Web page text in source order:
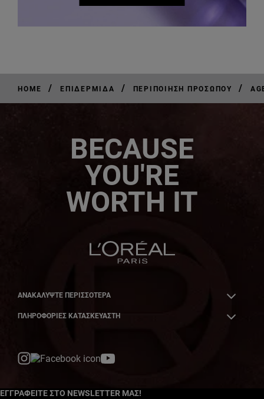
HOME / ΕΠΙΔΕΡΜΊΔΑ / ΠΕΡΙΠΟΊΗΣΗ ΠΡΟΣΏΠΟΥ /
BECAUSE
YOU'RE
WORTH IT
ΑΝΑΚΑΛΎΨΤΕ ΠΕΡΙΣΣΌΤΕΡΑ
ΠΛΗΡΟΦΟΡΙΕΣ ΚΑΤΑΣΚΕΥΑΣΤΗ
ΕΓΓΡΑΦΕΙΤΕ ΣΤΟ NEWSLETTER ΜΑΣ!